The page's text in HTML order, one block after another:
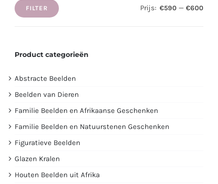
Min.
Max.
FILTER Prijs: €590 — €600
Product categorieën
Abstracte Beelden
Beelden van Dieren
Familie Beelden en Afrikaanse Geschenken
Familie Beelden en Natuurstenen Geschenken
Figuratieve Beelden
Glazen Kralen
Houten Beelden uit Afrika